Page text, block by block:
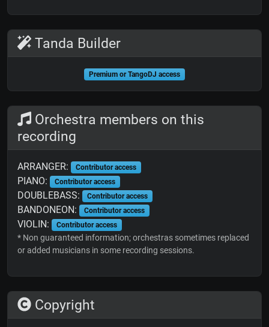
Tanda Builder
Premium or TangoDJ access
Orchestra members on this
recording
ARRANGER: Contributor access
PIANO: Contributor access
DOUBLEBASS: Contributor access
BANDONEON: Contributor access
VIOLIN: Contributor access
* Non guaranteed information; orchestras sometimes replaced
or added musicians in some recording sessions.
Copyright